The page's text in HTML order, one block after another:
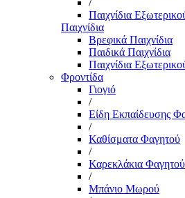
/
Παιχνίδια
Παιχνίδια
Βρεφικά Παιχνίδια
Παιδικά Παιχνίδια
Παιχνίδια
Φροντίδα
Γιογιό
/
Είδη Εκπαίδευσης
/
Καθίσματα Φαγητού
/
Καρεκλάκια Φαγητού
/
Μπάνιο Μωρού